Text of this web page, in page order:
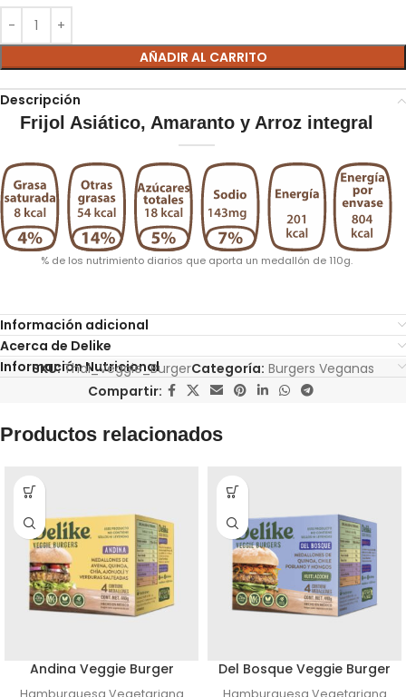
AÑADIR AL CARRITO
Descripción
Frijol Asiático, Amaranto y Arroz integral
% de los nutrimiento diarios que aporta un medallón de 110g.
Información adicional
Acerca de Delike
Información Nutricional
SKU:Thai_Veggie_BurgerCategoría: Burgers Veganas
Compartir:
Productos relacionados
Andina Veggie Burger Del Bosque Veggie Burger